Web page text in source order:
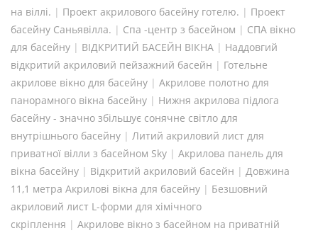
на віллі. | Проект акрилового басейну готелю. | Проект
басейну Саньявілла. | Спа -центр з басейном | СПА вікно
для басейну | ВІДКРИТИЙ БАСЕЙН ВІКНА | Наддовгий
відкритий акриловий пейзажний басейн | Готельне
акрилове вікно для басейну | Акрилове полотно для
панорамного вікна басейну | Нижня акрилова підлога
басейну - значно збільшує сонячне світло для
внутрішнього басейну | Литий акриловий лист для
приватної вілли з басейном Sky | Акрилова панель для
вікна басейну | Відкритий акриловий басейн | Довжина
11,1 метра Акрилові вікна для басейну | Безшовний
акриловий лист L-форми для хімічного
скріплення | Акрилове вікно з басейном на приватній